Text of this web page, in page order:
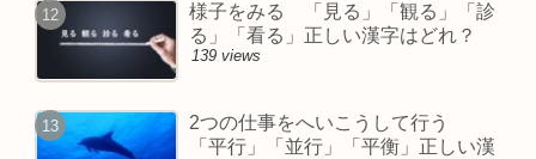
様子をみる 「見る」「観る」「診
る」「看る」正しい漢字はどれ？
139 views
2つの仕事をへいこうして行う
「平行」「並行」「平衡」正しい漢